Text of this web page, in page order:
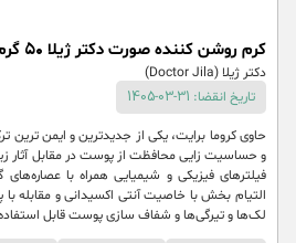
كرم روشن كننده صورت دکتر ژیلا ۵۰ گرم
دکتر ژیلا (Doctor Jila)
تاریخ انقضا: 31-03-1405
حاوی کروما برایت، یکی از جدیدترین و ایمن
و حساسیت زایی محافظت از پوست در مقابل آثار
فیلترهای فیزیکی و شیمیایی همراه با
التیام بخش با خاصیت آنتی اکسیدانی و مقابله
لک‌ها و تیرگی‌ها و شفاف سازی پوست قابل استفاده